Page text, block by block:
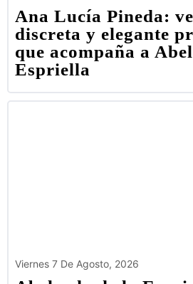
Ana Lucía Pineda:
discreta y elegante
que acompaña a
Espriella
Viernes 7 De Agosto, 2026